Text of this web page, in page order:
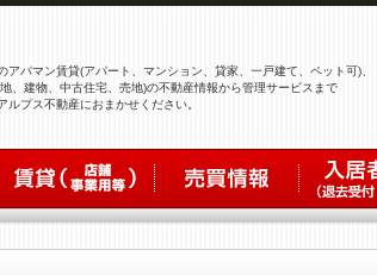
アパマン賃貸(アパート、マンション、貸家、一戸建て、ペット可)、
、建物、中古住宅、売地)の不動産情報から管理サービスまで
ルプス不動産におまかせください。